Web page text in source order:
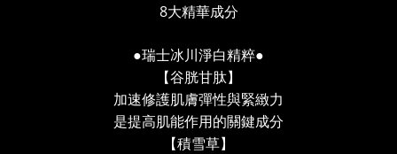
8大精華成分
●瑞士冰川淨白精粹●
【谷胱甘肽】
加速修護肌膚彈性與緊緻力
是提高肌能作用的關鍵成分
【積雪草】